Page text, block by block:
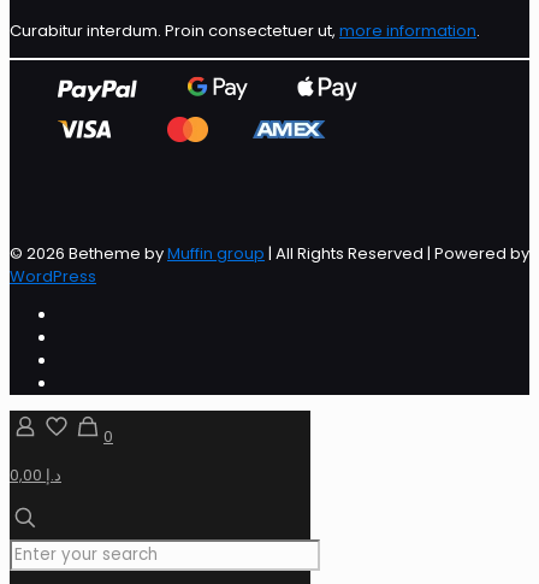
Curabitur interdum. Proin consectetuer ut, more information.
© 2026 Betheme byMuffin group | All Rights Reserved | Powered by
WordPress
0
0,00 د.إ